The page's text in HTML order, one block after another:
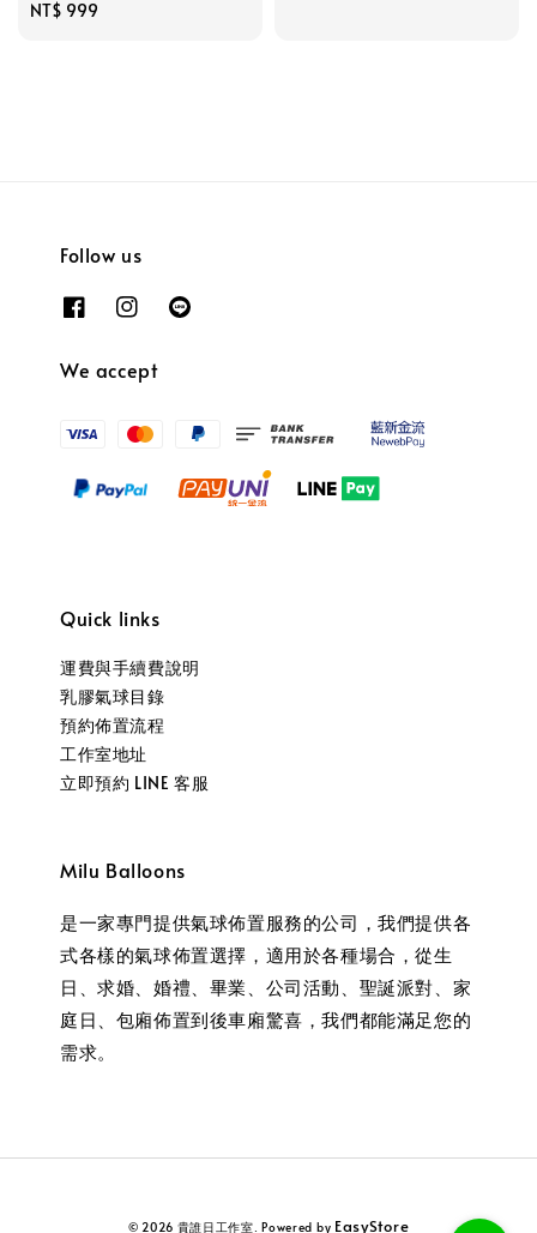
Regular
NT$ 999
Follow us
We accept
Quick links
運費與手續費說明
乳膠氣球目錄
預約佈置流程
工作室地址
立即預約 LINE 客服
Milu Balloons
是一家專門提供氣球佈置服務的公司，我們提供各
式各樣的氣球佈置選擇，適用於各種場合，從生
日、求婚、婚禮、畢業、公司活動、聖誕派對、家
庭日、包廂佈置到後車廂驚喜，我們都能滿足您的
需求。
© 2026 貴誰日工作室. Powered by EasyStore